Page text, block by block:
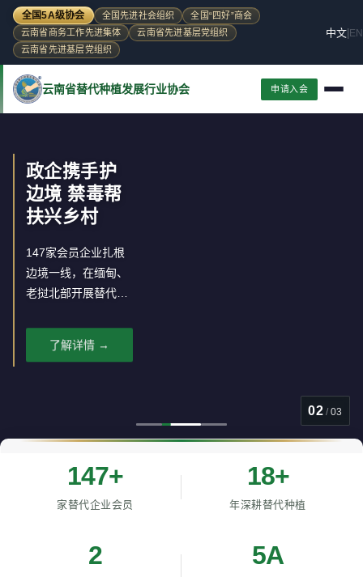
全国5A级协会 全国先进社会组织
全国“四好”商会
云南省商务工作先进集体
云南省先进基层党组织
云南省先进基层党组织
中文|EN
云南省替代种植发展行业协会 申请入会
政企携手护
边境 禁毒帮
扶兴乡村
147家会员企业扎根
边境一线，在缅甸、
老挝北部开展替代种
经济转型。
了解详情 →
02 / 03
147+
家替代企业会员
18+
年深耕替代种植
2 5A